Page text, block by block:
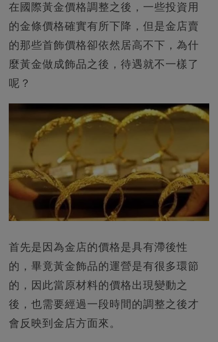
在國際黃金價格調整之後，一些投資用
的金條價格確實有所下降，但是金店賣
的那些首飾價格卻依然居高不下，為什
麼黃金做成飾品之後，待遇就不一樣了
呢？
首先是因為金店的價格是具有滯後性
的，畢竟黃金飾品的運營是有很多環節
的，因此當原材料的價格出現變動之
後，也需要經過一段時間的調整之後才
會反映到金店方面來。